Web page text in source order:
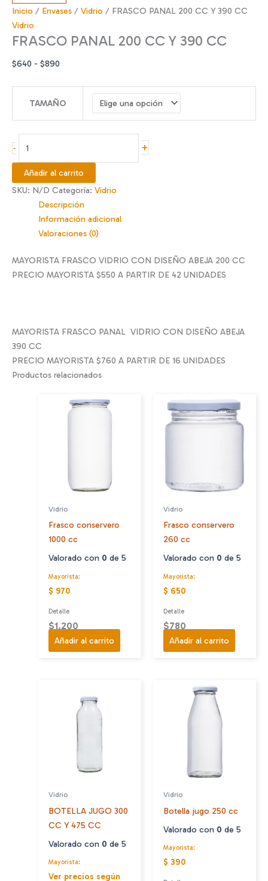
Inicio / Envases / Vidrio / FRASCO PANAL 200 CC Y 390 CC
Vidrio
FRASCO PANAL 200 CC Y 390 CC
$640 - $890
desde
$640
hasta
TAMAÑO
-
PANAL
200
CC
+
Añadir al carrito
SKU: N/D Categoría: Vidrio
Descripción
Información adicional
Valoraciones (0)
MAYORISTA FRASCO VIDRIO CON DISEÑO ABEJA 200 CC
PRECIO MAYORISTA $550 A PARTIR DE 42 UNIDADES
MAYORISTA FRASCO PANAL VIDRIO CON DISEÑO ABEJA
390 CC
PRECIO MAYORISTA $760 A PARTIR DE 16 UNIDADES
Productos relacionados
Vidrio
Frasco conservero
1000 cc
Valorado con 0 de 5
Mayorista:
$ 970
Detalle
$1.200
Añadir al carrito
Vidrio
Frasco conservero
260 cc
Valorado con 0 de 5
Mayorista:
$ 650
Detalle
$780
Añadir al carrito
Vidrio
BOTELLA JUGO 300
CC Y 475 CC
Valorado con 0 de 5
Mayorista:
Ver precios según
Vidrio
Botella jugo 250 cc
Valorado con 0 de 5
Mayorista:
$ 390